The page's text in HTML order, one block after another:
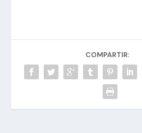
COMPARTIR: